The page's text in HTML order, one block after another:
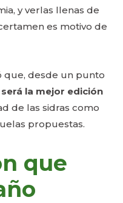
y verlas llenas de
es motivo de
que, desde un punto
la mejor edición
de las sidras como
propuestas.
que